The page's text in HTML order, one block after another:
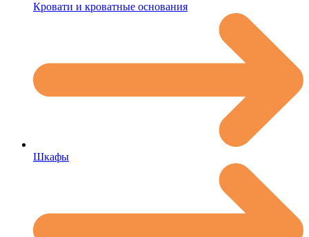
Кровати и кроватные основания
Шкафы